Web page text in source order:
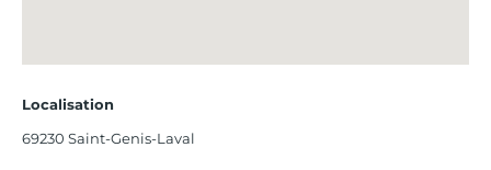
Localisation
69230 Saint-Genis-Laval